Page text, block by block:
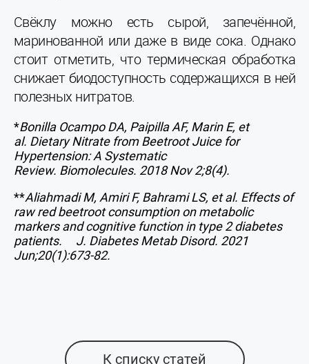
Свёклу можно есть сырой, запечённой,
маринованной или даже в виде сока. Однако
стоит отметить, что термическая обработка
снижает биодоступность содержащихся в ней
полезных нитратов.
*Bonilla Ocampo DA, Paipilla AF, Marin E, et
al. Dietary Nitrate from Beetroot Juice for
Hypertension: A Systematic
Review. Biomolecules. 2018 Nov 2;8(4).
**Aliahmadi M, Amiri F, Bahrami LS, et al. Effects of
raw red beetroot consumption on metabolic
markers and cognitive function in type 2 diabetes
patients. J. Diabetes Metab Disord. 2021
Jun;20(1):673-82.
К списку статей